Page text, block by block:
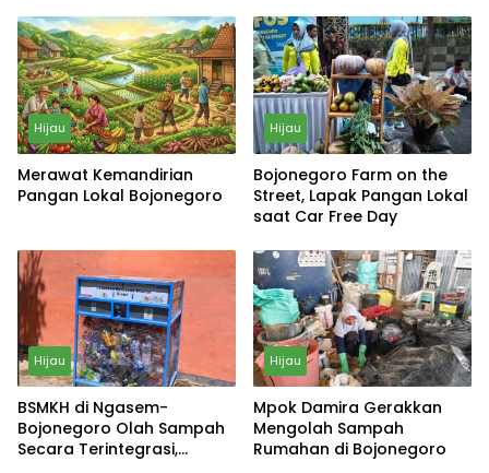
Hijau
Merawat Kemandirian
Pangan Lokal Bojonegoro
Hijau
Bojonegoro Farm on the
Street, Lapak Pangan Lokal
saat Car Free Day
Hijau
BSMKH di Ngasem-
Bojonegoro Olah Sampah
Secara Terintegrasi,
Hijau
Mpok Damira Gerakkan
Mengolah Sampah
Rumahan di Bojonegoro